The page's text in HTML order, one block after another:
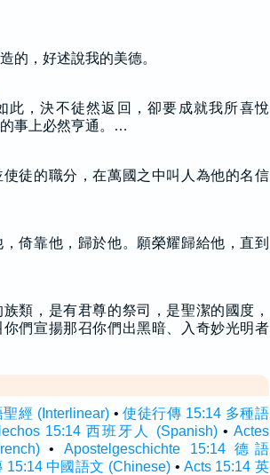
的，好述說我的美德。
此，決不徒然返回，卻要成就我所喜悅
事上必然亨通。…
徒的職分，在萬國之中叫人為他的名信
倚靠他，歸於他。願榮耀歸給他，直到
類，是有君尊的祭司，是聖潔的國度，
們宣揚那召你們出黑暗、入奇妙光明者
經 (Interlinear) •使徒行傳 15:14 多種語
15:14 西班牙人 (Spanish)• Actes
• Apostelgeschichte 15:14 德語
15:14 中國語文 (Chinese) •Acts 15:14 英